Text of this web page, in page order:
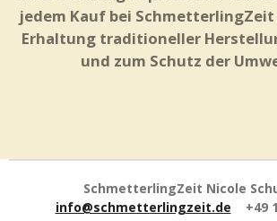
jedem Kauf bei
Erhaltung traditioneller
und zum Schutz der
SchmetterlingZeit Nicole
info@schmetterlingzeit.de +49